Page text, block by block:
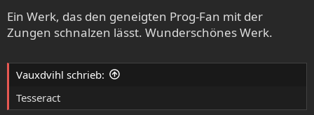
Ein Werk, das den geneigten Prog-Fan mit der
Zungen schnalzen lässt. Wunderschönes Werk.
Vauxdvihl schrieb:
Tesseract